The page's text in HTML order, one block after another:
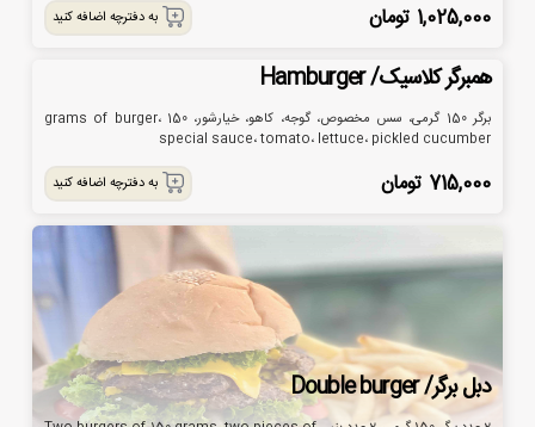
1,025,000 تومان به دفترچه اضافه کنید
همبرگر کلاسیک/ Hamburger
برگر 150 گرمی، سس مخصوص، گوجه، کاهو، خیارشور، 150 grams of burger،
special sauce، tomato، lettuce، pickled cucumber
715,000 تومان به دفترچه اضافه کنید
دبل برگر/ Double burger